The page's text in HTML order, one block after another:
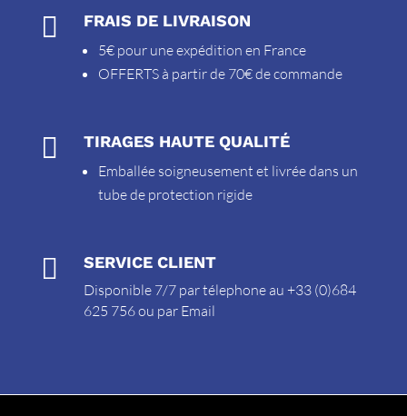
 FRAIS DE LIVRAISON
5€ pour une expédition en France
OFFERTS à partir de 70€ de commande
 TIRAGES HAUTE QUALITÉ
Emballée soigneusement et livrée dans un
tube de protection rigide
 SERVICE CLIENT
Disponible 7/7 par télephone au +33 (0)684
625 756 ou par Email